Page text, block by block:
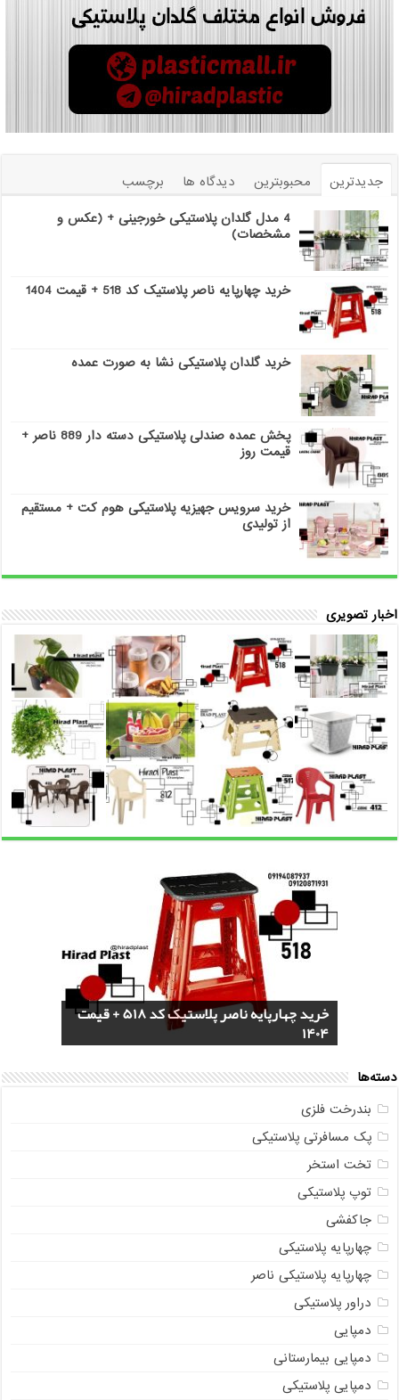
جدیدترین محبوبترین دیدگاه ها
برچسب
4 مدل گلدان پلاستیکی خورجینی + (عکس و
مشخصات)
خرید چهارپایه ناصر پلاستیک کد 518 + قیمت 1404
خرید گلدان پلاستیکی نشا به صورت عمده
پخش عمده صندلی پلاستیکی دسته دار 889 ناصر +
قیمت روز
خرید سرویس جهیزیه پلاستیکی هوم کت + مستقیم
از تولیدی
اخبار تصویری
4 مدل گلدان پلاستیکی خورجینی + (عکس و
مشخصات)
خرید چهارپایه ناصر پلاستیک کد 518 + قیمت
1404
خرید گلدان پلاستیکی نشا به صورت عمده
پخش عمده صندلی پلاستیکی دسته دار 889
ناصر + قیمت روز
خرید سرویس جهیزیه پلاستیکی هوم کت +
مستقیم از تولیدی
دسته‌ها
بندرخت فلزی
پک مسافرتی پلاستیکی
تخت استخر
توپ پلاستیکی
جاکفشی
چهارپایه پلاستیکی
چهارپایه پلاستیکی ناصر
دراور پلاستیکی
دمپایی
دمپایی بیمارستانی
دمپایی پلاستیکی